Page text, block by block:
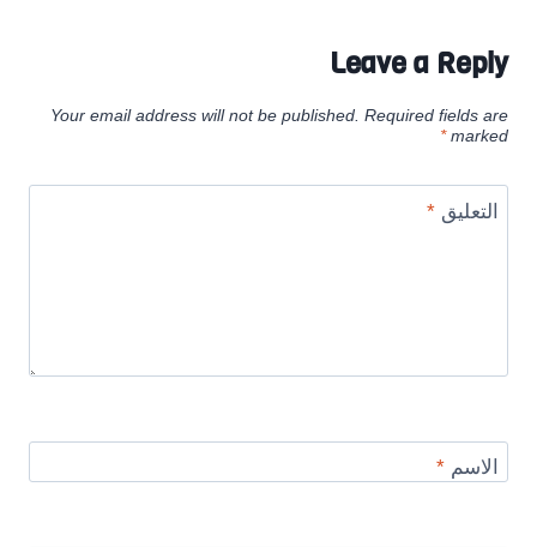
Leave a Reply
Your email address will not be published. Required fields are
marked
*
التعليق*
الاسم*